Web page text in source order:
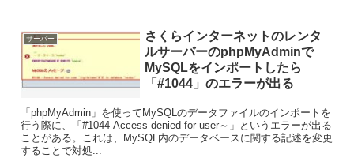
サーバー
さくらインターネットのレンタ
ルサーバーのphpMyAdminで
MySQLをインポートしたら
「#1044」のエラーが出る
「phpMyAdmin」を使ってMySQLのデータファイルのインポートを
行う際に、「#1044 Access denied for user～」というエラーが出る
ことがある。これは、MySQL内のデータベースに関する記述を変更
することで対処...